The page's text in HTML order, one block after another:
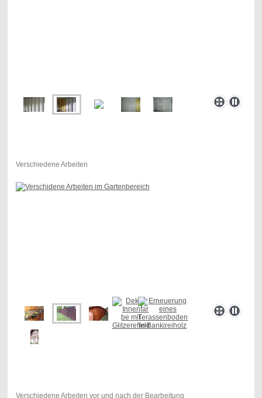
Verschiedene Arbeiten
Verschiedene Arbeiten vor und nach der Bearbeitung